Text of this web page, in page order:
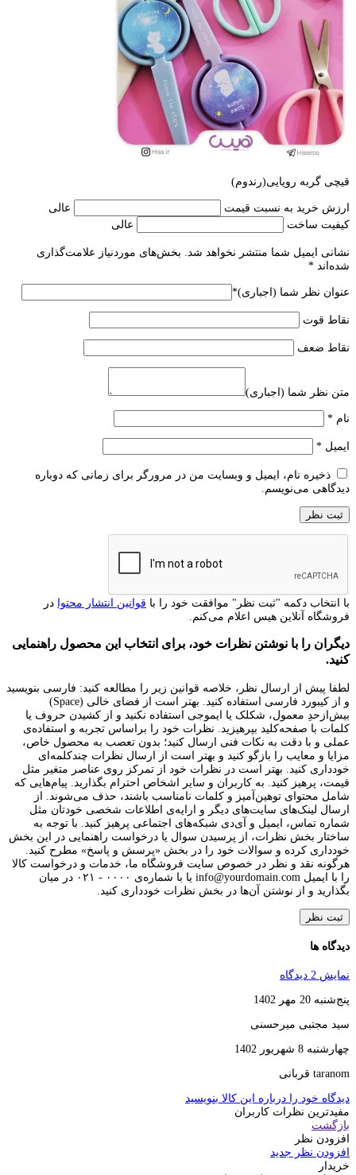
قیچی گربه رویایی(رندوم)
ارزش خرید به نسبت قیمت
عالی
کیفیت ساخت
عالی
نشانی ایمیل شما منتشر نخواهد شد.
بخش‌های موردنیاز علامت‌گذاری
شده‌اند *
عنوان نظر شما (اجباری)*
نقاط قوت
نقاط ضعف
متن نظر شما (اجباری)
نام *
ایمیل *
ذخیره نام، ایمیل و وبسایت من در مرورگر برای زمانی که دوباره
دیدگاهی می‌نویسم.
با انتخاب دکمه "ثبت نظر" موافقت خود را با قوانین انتشار محتوا در
فروشگاه آنلاین هیس اعلام می‌کنم.
دیگران را با نوشتن نظرات خود، برای انتخاب این محصول راهنمایی
کنید.
لطفا پیش از ارسال نظر، خلاصه قوانین زیر را مطالعه کنید: فارسی بنویسید
و از کیبورد فارسی استفاده کنید. بهتر است از فضای خالی (Space)
بیش‌از‌حدِ معمول، شکلک یا ایموجی استفاده نکنید و از کشیدن حروف یا
کلمات با صفحه‌کلید بپرهیزید. نظرات خود را براساس تجربه و استفاده‌ی
عملی و با دقت به نکات فنی ارسال کنید؛ بدون تعصب به محصول خاص،
مزایا و معایب را بازگو کنید و بهتر است از ارسال نظرات چندکلمه‌‌ای
خودداری کنید. بهتر است در نظرات خود از تمرکز روی عناصر متغیر مثل
قیمت، پرهیز کنید. به کاربران و سایر اشخاص احترام بگذارید. پیام‌هایی که
شامل محتوای توهین‌آمیز و کلمات نامناسب باشند، حذف می‌شوند. از
ارسال لینک‌های سایت‌های دیگر و ارایه‌ی اطلاعات شخصی خودتان مثل
شماره تماس، ایمیل و آی‌دی شبکه‌های اجتماعی پرهیز کنید. با توجه به
ساختار بخش نظرات، از پرسیدن سوال یا درخواست راهنمایی در این بخش
خودداری کرده و سوالات خود را در بخش «پرسش و پاسخ» مطرح کنید.
هرگونه نقد و نظر در خصوص سایت فروشگاه ما، خدمات و درخواست کالا
را با ایمیل info@yourdomain.com یا با شماره‌ی ۰۰۰۰ - ۰۲۱ در میان
بگذارید و از نوشتن آن‌ها در بخش نظرات خودداری کنید.
ثبت نظر
دیدگاه ها
نمایش 2 دیدگاه
پنج‌شنبه 20 مهر 1402
سید مجتبی میرحسنی
چهارشنبه 8 شهریور 1402
taranom قربانی
دیدگاه خود را درباره این کالا بنویسید
مفیدترین نظرات کاربران
بازگشت
افزودن نظر
افزودن نظر جدید
خریدار